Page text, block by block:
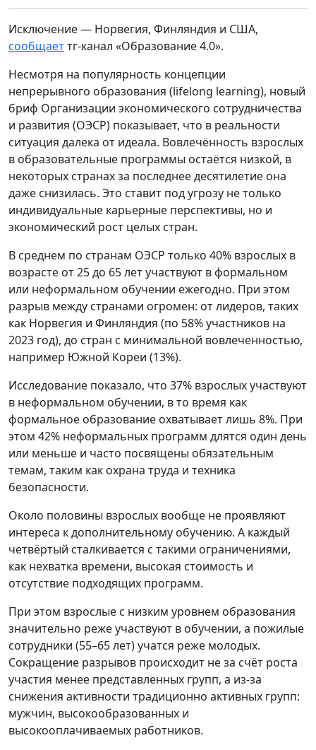
Исключение — Норвегия, Финляндия и США,
сообщаеттг-канал «Образование 4.0».
Несмотря на популярность концепции
непрерывного образования (lifelong learning), новый
бриф Организации экономического сотрудничества
и развития (ОЭСР) показывает, что в реальности
ситуация далека от идеала. Вовлечённость взрослых
в образовательные программы остаётся низкой, в
некоторых странах за последнее десятилетие она
даже снизилась. Это ставит под угрозу не только
индивидуальные карьерные перспективы, но и
экономический рост целых стран.
В среднем по странам ОЭСР только 40% взрослых в
возрасте от 25 до 65 лет участвуют в формальном
или неформальном обучении ежегодно. При этом
разрыв между странами огромен: от лидеров, таких
как Норвегия и Финляндия (по 58% участников на
2023 год), до стран с минимальной вовлеченностью,
например Южной Кореи (13%).
Исследование показало, что 37% взрослых участвуют
в неформальном обучении, в то время как
формальное образование охватывает лишь 8%. При
этом 42% неформальных программ длятся один день
или меньше и часто посвящены обязательным
темам, таким как охрана труда и техника
безопасности.
Около половины взрослых вообще не проявляют
интереса к дополнительному обучению. А каждый
четвёртый сталкивается с такими ограничениями,
как нехватка времени, высокая стоимость и
отсутствие подходящих программ.
При этом взрослые с низким уровнем образования
значительно реже участвуют в обучении, а пожилые
сотрудники (55–65 лет) учатся реже молодых.
Сокращение разрывов происходит не за счёт роста
участия менее представленных групп, а из-за
снижения активности традиционно активных групп:
мужчин, высокообразованных и
высокооплачиваемых работников.